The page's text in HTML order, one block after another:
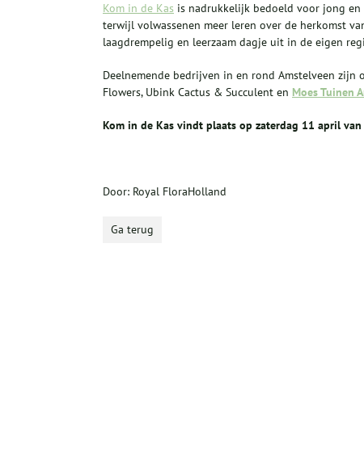
Kom in de Kas is nadrukkelijk bedoeld voor jong
terwijl volwassenen meer leren over de herkomst
laagdrempelig en leerzaam dagje uit in de eigen
Deelnemende bedrijven in en rond Amstelveen zijn
Flowers, Ubink Cactus & Succulent en Moes Tuinen
Kom in de Kas vindt plaats op zaterdag 11 april
Door: Royal FloraHolland
Ga terug